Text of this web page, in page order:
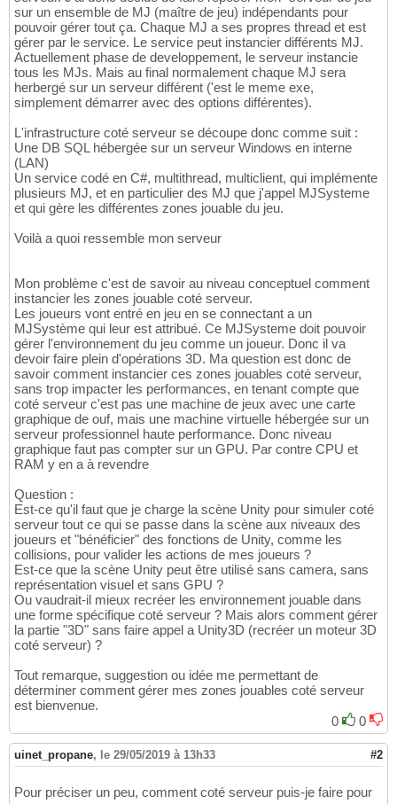
sur un ensemble de MJ (maître de jeu) indépendants pour
pouvoir gérer tout ça. Chaque MJ a ses propres thread et est
gérer par le service. Le service peut instancier différents MJ.
Actuellement phase de developpement, le serveur instancie
tous les MJs. Mais au final normalement chaque MJ sera
herbergé sur un serveur différent ('est le meme exe,
simplement démarrer avec des options différentes).
L'infrastructure coté serveur se découpe donc comme suit :
Une DB SQL hébergée sur un serveur Windows en interne
(LAN)
Un service codé en C#, multithread, multiclient, qui implémente
plusieurs MJ, et en particulier des MJ que j'appel MJSysteme
et qui gère les différentes zones jouable du jeu.
Voilà a quoi ressemble mon serveur
Mon problème c'est de savoir au niveau conceptuel comment
instancier les zones jouable coté serveur.
Les joueurs vont entré en jeu en se connectant a un
MJSystème qui leur est attribué. Ce MJSysteme doit pouvoir
gérer l'environnement du jeu comme un joueur. Donc il va
devoir faire plein d'opérations 3D. Ma question est donc de
savoir comment instancier ces zones jouables coté serveur,
sans trop impacter les performances, en tenant compte que
coté serveur c'est pas une machine de jeux avec une carte
graphique de ouf, mais une machine virtuelle hébergée sur un
serveur professionnel haute performance. Donc niveau
graphique faut pas compter sur un GPU. Par contre CPU et
RAM y en a à revendre
Question :
Est-ce qu'il faut que je charge la scène Unity pour simuler coté
serveur tout ce qui se passe dans la scène aux niveaux des
joueurs et "bénéficier" des fonctions de Unity, comme les
collisions, pour valider les actions de mes joueurs ?
Est-ce que la scène Unity peut être utilisé sans camera, sans
représentation visuel et sans GPU ?
Ou vaudrait-il mieux recréer les environnement jouable dans
une forme spécifique coté serveur ? Mais alors comment gérer
la partie "3D" sans faire appel a Unity3D (recréer un moteur 3D
coté serveur) ?
Tout remarque, suggestion ou idée me permettant de
déterminer comment gérer mes zones jouables coté serveur
est bienvenue.
0
0
uinet_propane, le 29/05/2019 à 13h33 #2
Pour préciser un peu, comment coté serveur puis-je faire pour